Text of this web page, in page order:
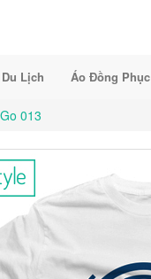
Lịch Áo Đồng Phục
013